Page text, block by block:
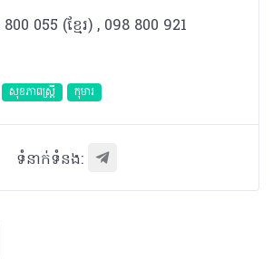
055 (ខ្មែរ)​ , 098 800 921
សុខភាពស្រ្តី កុមារ
ទំនាក់ទំនង: